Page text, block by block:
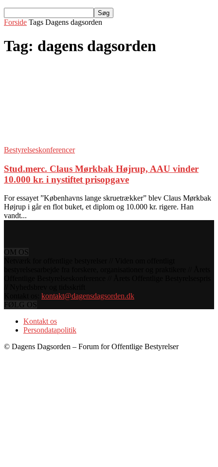
Forside Tags Dagens dagsorden
Tag: dagens dagsorden
Bestyrelseskonferencer
Stud.merc. Claus Mørkbak Højrup, AAU vinder
10.000 kr. i nystiftet prisopgave
For essayet ”Københavns lange skruetrækker” blev Claus Mørkbak
Højrup i går en flot buket, et diplom og 10.000 kr. rigere. Han
vandt...
OM OS
kontakt@dagensdagsorden.dk
FØLG OS
Kontakt os
Persondatapolitik
© Dagens Dagsorden – Forum for Offentlige Bestyrelser